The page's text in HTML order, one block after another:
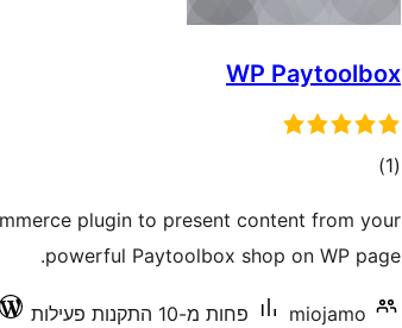
WP Paytoolbox
(1 דרוגים)
plugin to present content from your
powerful Paytoolbox shop on WP page.
miojamo פחות מ-10 התקנות פעילות